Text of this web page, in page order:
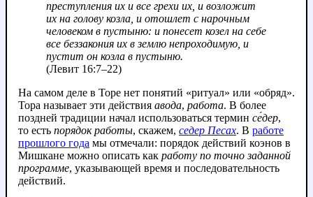
преступления их и все грехи их, и возложит
их на голову козла, и отошлет с нарочным
человеком в пустыню: и понесет козел на себе
все беззакония их в землю непроходимую, и
пустит он козла в пустыню.
(Левит 16:7–22)
На самом деле в Торе нет понятий «ритуал» или «обряд».
Тора называет эти действия авода, работа. В более
поздней традиции начал использоваться термин се́дер,
то есть порядок работы, скажем, седер Песах. В работе
прошлого года мы отмечали: порядок действий коэнов в
Мишкане можно описать как работу по точно заданной
программе, указывающей время и последовательность
действий.